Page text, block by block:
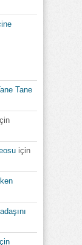
Tane
için